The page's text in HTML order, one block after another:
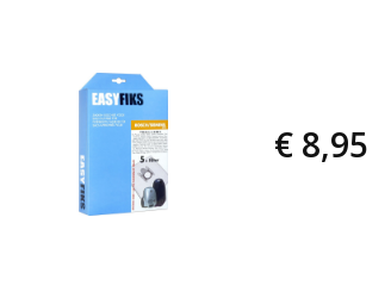
€ 8,95